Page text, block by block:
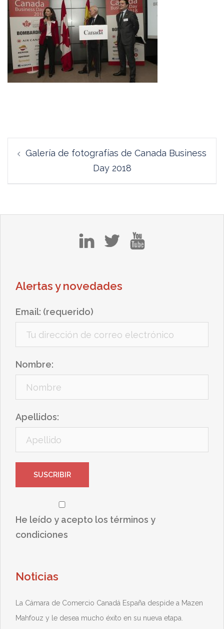
de Galería de fotografías de Canada Business
Day 2018
Alertas y novedades
Email: (requerido)
Nombre:
Apellidos:
He leído y acepto los términos y
condiciones
Noticias
La Cámara de Comercio Canadá España despide a Mazen
Mahfouz y le desea mucho éxito en su nueva etapa.